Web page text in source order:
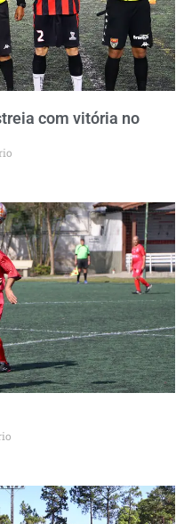
com vitória no